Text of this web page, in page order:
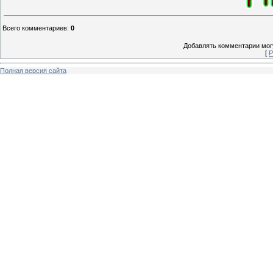
Всего комментариев: 0
Добавлять комментарии
[
Полная версия сайта